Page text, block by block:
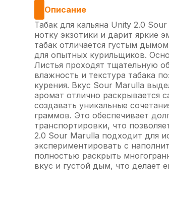
Описание
Табак для кальяна Unity 2.0
нотку экзотики и дарит яркие
табак отличается густым
для опытных курильщиков.
Листья проходят тщательную
влажность и текстура табака
курения. Вкус Sour Marulla
аромат отлично раскрывается
создавать уникальные
граммов. Это обеспечивает
транспортировки, что
2.0 Sour Marulla подходит для
экспериментировать с
полностью раскрыть
вкус и густой дым, что делает